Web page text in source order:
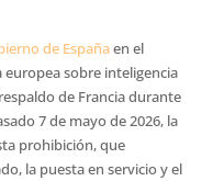
de Españaen el
sobre inteligencia
de Francia durante
7 de mayo de 2026, la
prohibición, que
la puesta en servicio y el